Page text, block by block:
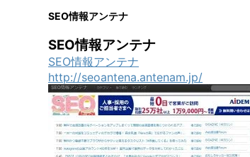
SEO情報アンテナ
SEO情報アンテナ
SEO情報アンテナ
http://seoantena.antenam.jp/